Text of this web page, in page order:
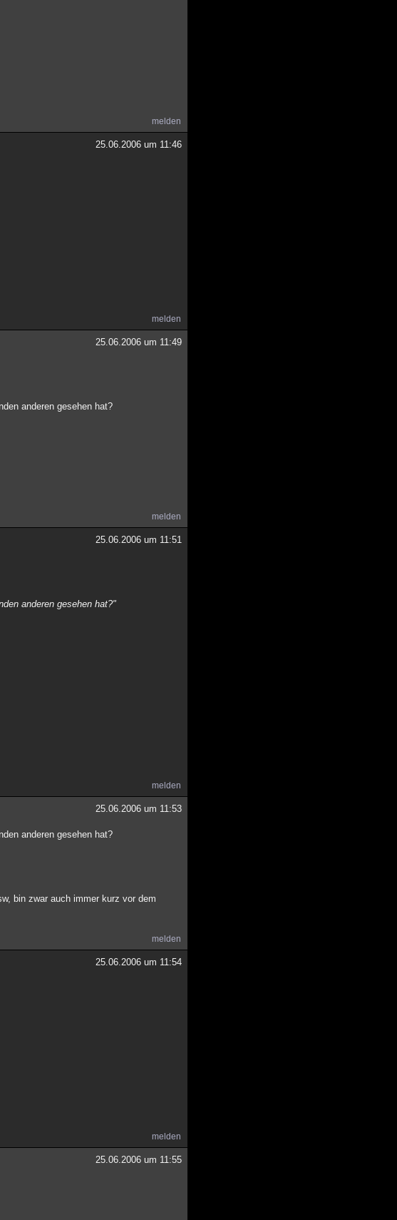
melden
25.06.2006 um 11:46
melden
25.06.2006 um 11:49
anderen gesehen hat?
melden
25.06.2006 um 11:51
anderen gesehen hat?"
melden
25.06.2006 um 11:53
anderen gesehen hat?
bin zwar auch immer kurz vor dem
melden
25.06.2006 um 11:54
melden
25.06.2006 um 11:55